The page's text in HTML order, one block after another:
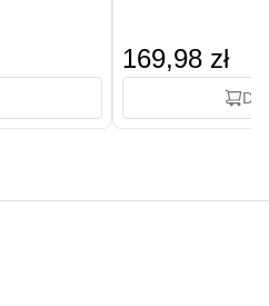
169,98 zł
Do